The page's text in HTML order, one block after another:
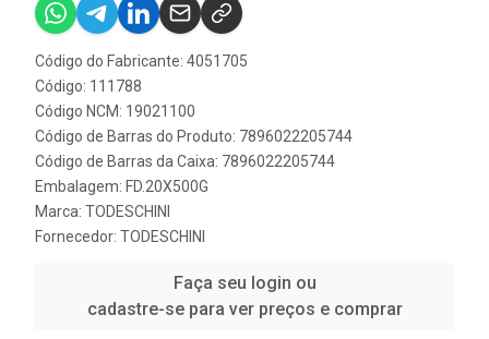
Código do Fabricante: 4051705
Código: 111788
Código NCM: 19021100
Código de Barras do Produto: 7896022205744
Código de Barras da Caixa: 7896022205744
Embalagem: FD.20X500G
Marca: TODESCHINI
Fornecedor: TODESCHINI
Faça seu login ou
cadastre-se para ver preços e comprar